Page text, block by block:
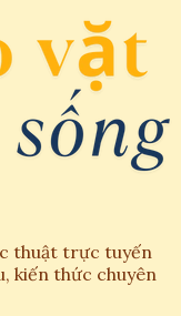
thuật trực tuyến
kiến thức chuyên